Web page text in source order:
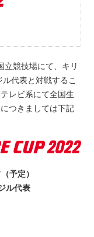
競技場にて、キリ
代表と対戦するこ
レビ系にて全国生
つきましては下記
予定）
ル代表